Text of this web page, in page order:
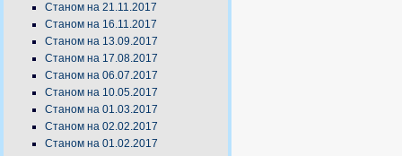
Станом на 21.11.2017
Станом на 16.11.2017
Станом на 13.09.2017
Станом на 17.08.2017
Станом на 06.07.2017
Станом на 10.05.2017
Станом на 01.03.2017
Станом на 02.02.2017
Станом на 01.02.2017